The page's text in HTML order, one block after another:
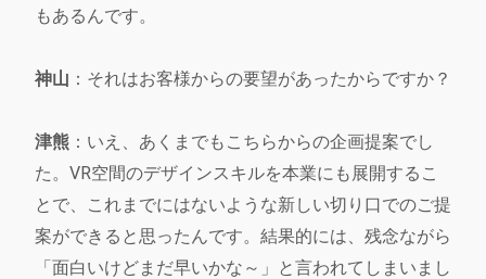
もあるんです。
神山 ：それはお客様からの要望があったからですか？
津熊 ：いえ、あくまでもこちらからの企画提案でし
た。VR空間のデザインスキルを本業にも展開するこ
とで、これまでにはないような新しい切り口でのご提
案ができると思ったんです。結果的には、残念ながら
「面白いけどまだ早いかな～」と言われてしまいまし